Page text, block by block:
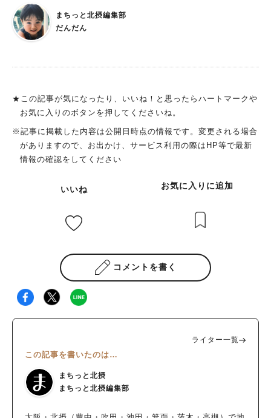
りいちごを狙って、 摘んでは食べ、摘んでは食べをひたすら繰
り返します。 娘は夢中になりすぎて、いちごのジューシーな汁
を襟元にいっぱいつけながら食べていました(笑) 汚れてもいい洋
円）。 練乳をつけたいちごを食べると、またいちごそのままの
味が恋しくなる不思議。 そんなこんなで食べまくり、時計を見
たらもう40分。 「あと残り5分！もっと食べたいけど、まだ口の
中にいちごが・・・」と焦らなくても、大丈夫なんです！ お楽
しみはいちご狩りのあとにも スタートしてから45分経つと、い
だいちごを座ってゆっくり食べられるんです。 というわけで、
定でキッチンカーが出ていて、いちごクレープやいちごフロート
などをオーダーできます。 いちご狩り参加者はクレープが300円
（！）も休憩スペースでゆっくりできるので、 いちごを堪能し
たあとは、娘が「やりたい！」とノリノリだったトランポリンで
ので、家族で大満足のいちご狩りデビューとなりました！ キッ
数個ですが“プチいちご狩り体験”ができるのも嬉しいですね♪ キ
ッチンカーの出店情報はインスタグラムで確認してください！
▼いけだのいちご狩り屋さんのインスタグラムはこちら この投
稿をInstagramで見る いけだのいちご狩り屋さん 大阪府池田
市(@ikeda.strawberry.picking)がシェアした投稿 暑い時期には
きたのでレポートします！ いちごの食べ比べや、動物とのふれ
合いに遊び場など子連れにもオススメの充実体験でした♪ 数種類
のいちごを食べ比べ！欲しい分だけ摘み取れる 自然に囲まれ、
で、2歳の娘を連れて体験してきました！ ザ ファーム ユニバー
サル大阪までは、大阪モノレール「彩都西駅」から徒歩20分ほ
ど。 220台も駐車できる広い無料の駐車場があるので、車でのア
クセスがオススメです。 Strawberry Farm No.15では、「紅ほ
っぺ」、「おいCベリー」、「よつぼし」、 「はるひ」、「す
摘み取った分だけ量り売りするシステムです（1gあたり4.4円／
変動する場合あり）。 ※いちごの生育状況に応じて摘み取り体
たりいちご狩り 完熟いちごの見分け方、いちごの摘み取り方な
どの説明を受け、いよいよスタート。 ハウス内に広がる甘～い
香りをかぎながら、完熟いちごを探します。 時間制限はなく、
ゆっくりと好きな分だけ摘み取れるのは嬉しいポイント。 ハウ
し」、「すず」、「女峰」の4種類を摘むことができ、 「おいC
ベリー」はすでに今朝摘んだものを後でいただくことができまし
た。 娘（身長約90センチ）のちょうど目線の先にいちごがあ
り、抱きかかえながら摘み取りを体験。 わが家はパックに少し
余裕を残してしまるくらいにいちごを入れて、 料金は2パックで
3,000円ほどでした。 支払いは現金のみとなっているのでご注意
まちっと北摂編集部
だんだん
★この記事が気になったり、いいね！と思ったらハートマークや
お気に入りのボタンを押してくださいね。
※記事に掲載した内容は公開日時点の情報です。変更される場合
がありますので、お出かけ、サービス利用の際はHP等で最新
情報の確認をしてください
いいね お気に入りに追加
コメントを書く
ライター一覧
この記事を書いたのは…
まちっと北摂
まちっと北摂編集部
#今週どこいく？ #自然とふれあう
#教えたい／教えて投稿記事
#あなたはどっち？